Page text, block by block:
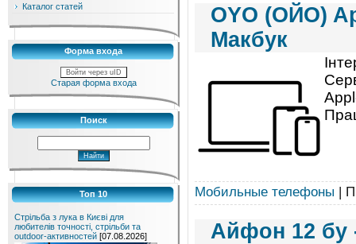
Каталог статей
Форма входа
Войти через uID
Старая форма входа
Поиск
Топ 10
Стрільба з лука в Києві для
любителів точності, стрільби та
outdoor-активностей [07.08.2026]
OYO (ОЙО)
Макбук
Мобильные телефоны |
Айфон 12 бу